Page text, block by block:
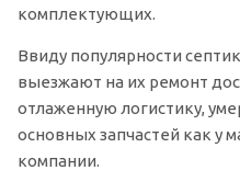
комплектующих.
Ввиду популярности
выезжают на их ремонт
отлаженную логистику,
основных запчастей как у
компании.